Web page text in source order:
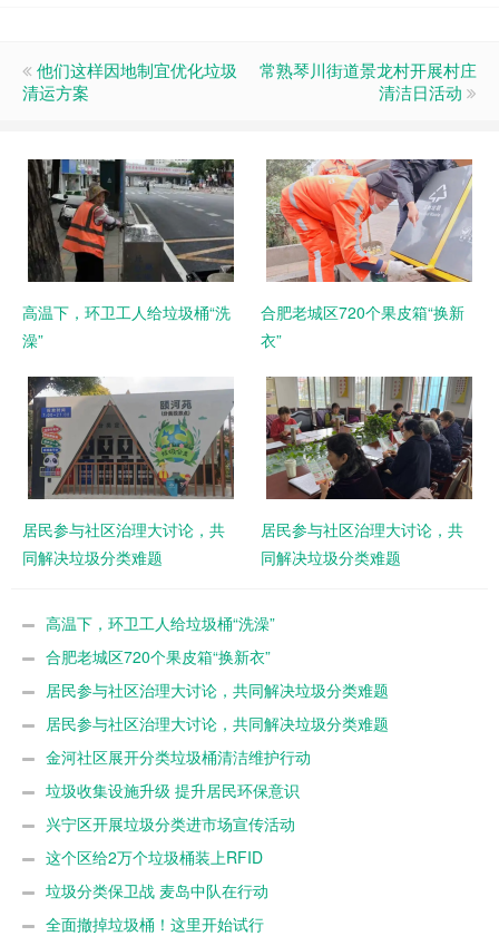
他们这样因地制宜优化垃圾
清运方案
常熟琴川街道景龙村开展村庄
清洁日活动
高温下，环卫工人给垃圾桶“洗
澡”
合肥老城区720个果皮箱“换新
衣”
居民参与社区治理大讨论，共
同解决垃圾分类难题
居民参与社区治理大讨论，共
同解决垃圾分类难题
高温下，环卫工人给垃圾桶“洗澡”
合肥老城区720个果皮箱“换新衣”
居民参与社区治理大讨论，共同解决垃圾分类难题
居民参与社区治理大讨论，共同解决垃圾分类难题
金河社区展开分类垃圾桶清洁维护行动
垃圾收集设施升级 提升居民环保意识
兴宁区开展垃圾分类进市场宣传活动
这个区给2万个垃圾桶装上RFID
垃圾分类保卫战 麦岛中队在行动
全面撤掉垃圾桶！这里开始试行